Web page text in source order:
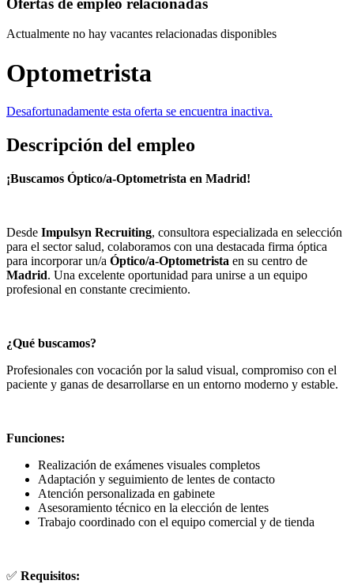
Actualmente no hay vacantes relacionadas disponibles
Optometrista
Desafortunadamente esta oferta se encuentra inactiva.
Descripción del empleo
¡Buscamos Óptico/a-Optometrista en Madrid!
Desde Impulsyn Recruiting, consultora especializada en selección
para el sector salud, colaboramos con una destacada firma óptica
para incorporar un/a Óptico/a-Optometrista en su centro de
Madrid. Una excelente oportunidad para unirse a un equipo
profesional en constante crecimiento.
¿Qué buscamos?
Profesionales con vocación por la salud visual, compromiso con el
paciente y ganas de desarrollarse en un entorno moderno y estable.
Funciones:
Realización de exámenes visuales completos
Adaptación y seguimiento de lentes de contacto
Atención personalizada en gabinete
Asesoramiento técnico en la elección de lentes
Trabajo coordinado con el equipo comercial y de tienda
✅ Requisitos: